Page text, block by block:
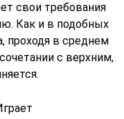
свои требования
Как и в подобных
проходя в среднем
с верхним,